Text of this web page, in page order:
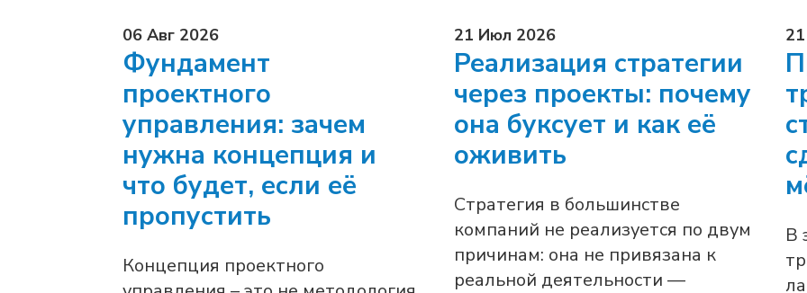
06 Авг 2026
Фундамент
проектного
управления: зачем
нужна концепция и
что будет, если её
пропустить
Концепция проектного
21 Июл 2026
Реализация стратегии
через проекты: почему
она буксует и как её
оживить
Стратегия в большинстве
компаний не реализуется по двум
причинам: она не привязана к
реальной деятельности —
В